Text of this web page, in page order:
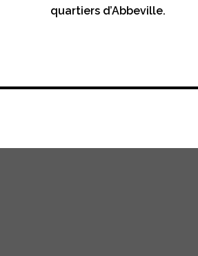
quartiers d’Abbeville.